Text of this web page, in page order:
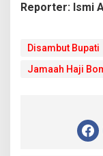
Reporter: Ismi
Disambut Bupati
Jamaah Haji